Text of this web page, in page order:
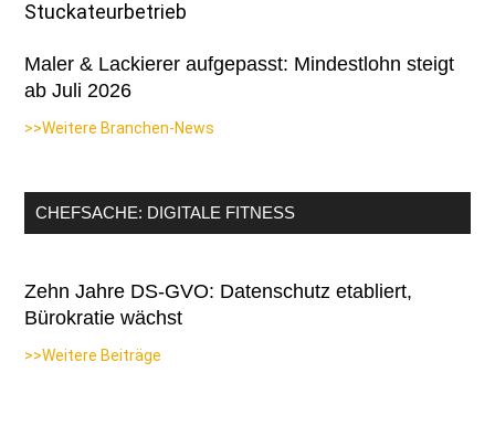
Maler & Lackierer aufgepasst: Mindestlohn steigt
ab Juli 2026
>>Weitere Branchen-News
CHEFSACHE: DIGITALE FITNESS
Zehn Jahre DS-GVO: Datenschutz etabliert,
Bürokratie wächst
>>Weitere Beiträge